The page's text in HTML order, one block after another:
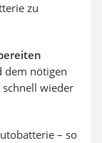
zu
dem nötigen
wieder
– so